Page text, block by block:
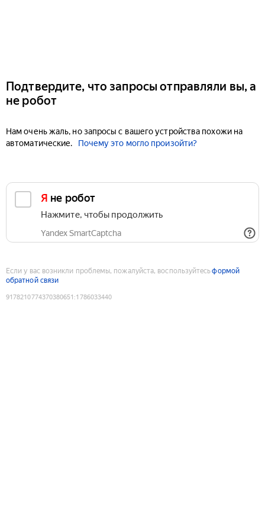
Подтвердите, что запросы отправляли вы, а
не робот
Нам очень жаль, но запросы с вашего устройства похожи на
автоматические.
Почему это могло произойти?
Я не робот
Нажмите, чтобы продолжить
Yandex SmartCaptcha
Если у вас возникли проблемы, пожалуйста, воспользуйтесьформой
обратной связи
9178210774370380651 :1786033440